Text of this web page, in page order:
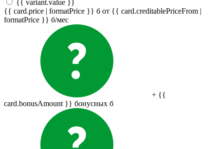
{{ variant.value }}
{{ card.price | formatPrice }} б от {{ card.creditablePriceFrom |
formatPrice }} б/мес
+ {{
card.bonusAmount }} бонусных б